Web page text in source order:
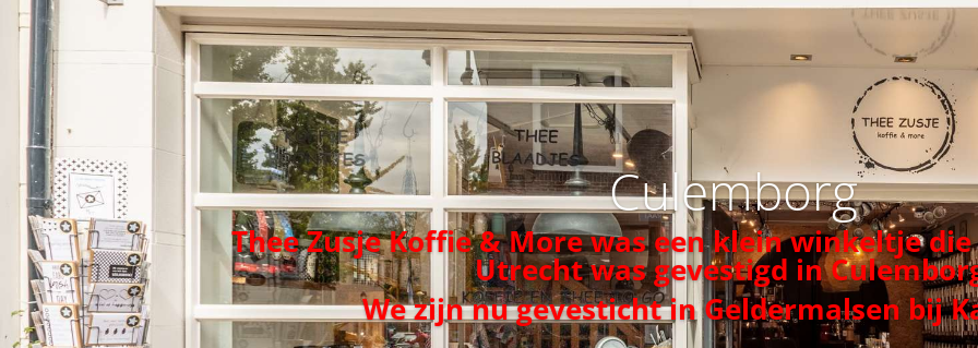
Culemborg
Thee Zusje Koffie & More was een klein winkeltje
Utrecht was gevestigd in
We zijn nu gevesticht in Geldermalsen bij